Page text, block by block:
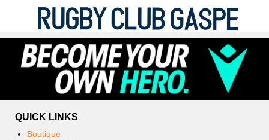
QUICK LINKS
Boutique